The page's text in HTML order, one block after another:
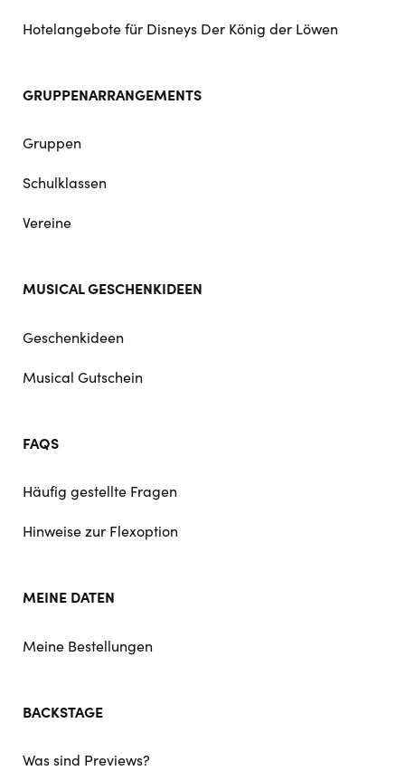
Hotelangebote für Disneys Der König der Löwen
GRUPPENARRANGEMENTS
Gruppen
Schulklassen
Vereine
MUSICAL GESCHENKIDEEN
Geschenkideen
Musical Gutschein
FAQS
Häufig gestellte Fragen
Hinweise zur Flexoption
MEINE DATEN
Meine Bestellungen
BACKSTAGE
Was sind Previews?